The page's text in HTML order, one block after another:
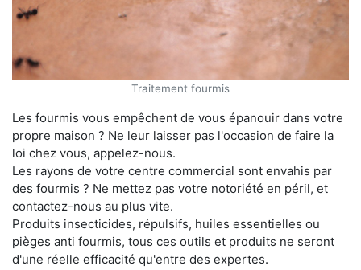
Traitement fourmis
Les fourmis vous empêchent de vous épanouir dans votre
propre maison ? Ne leur laisser pas l'occasion de faire la
loi chez vous, appelez-nous.
Les rayons de votre centre commercial sont envahis par
des fourmis ? Ne mettez pas votre notoriété en péril, et
contactez-nous au plus vite.
Produits insecticides, répulsifs, huiles essentielles ou
pièges anti fourmis, tous ces outils et produits ne seront
d'une réelle efficacité qu'entre des expertes.